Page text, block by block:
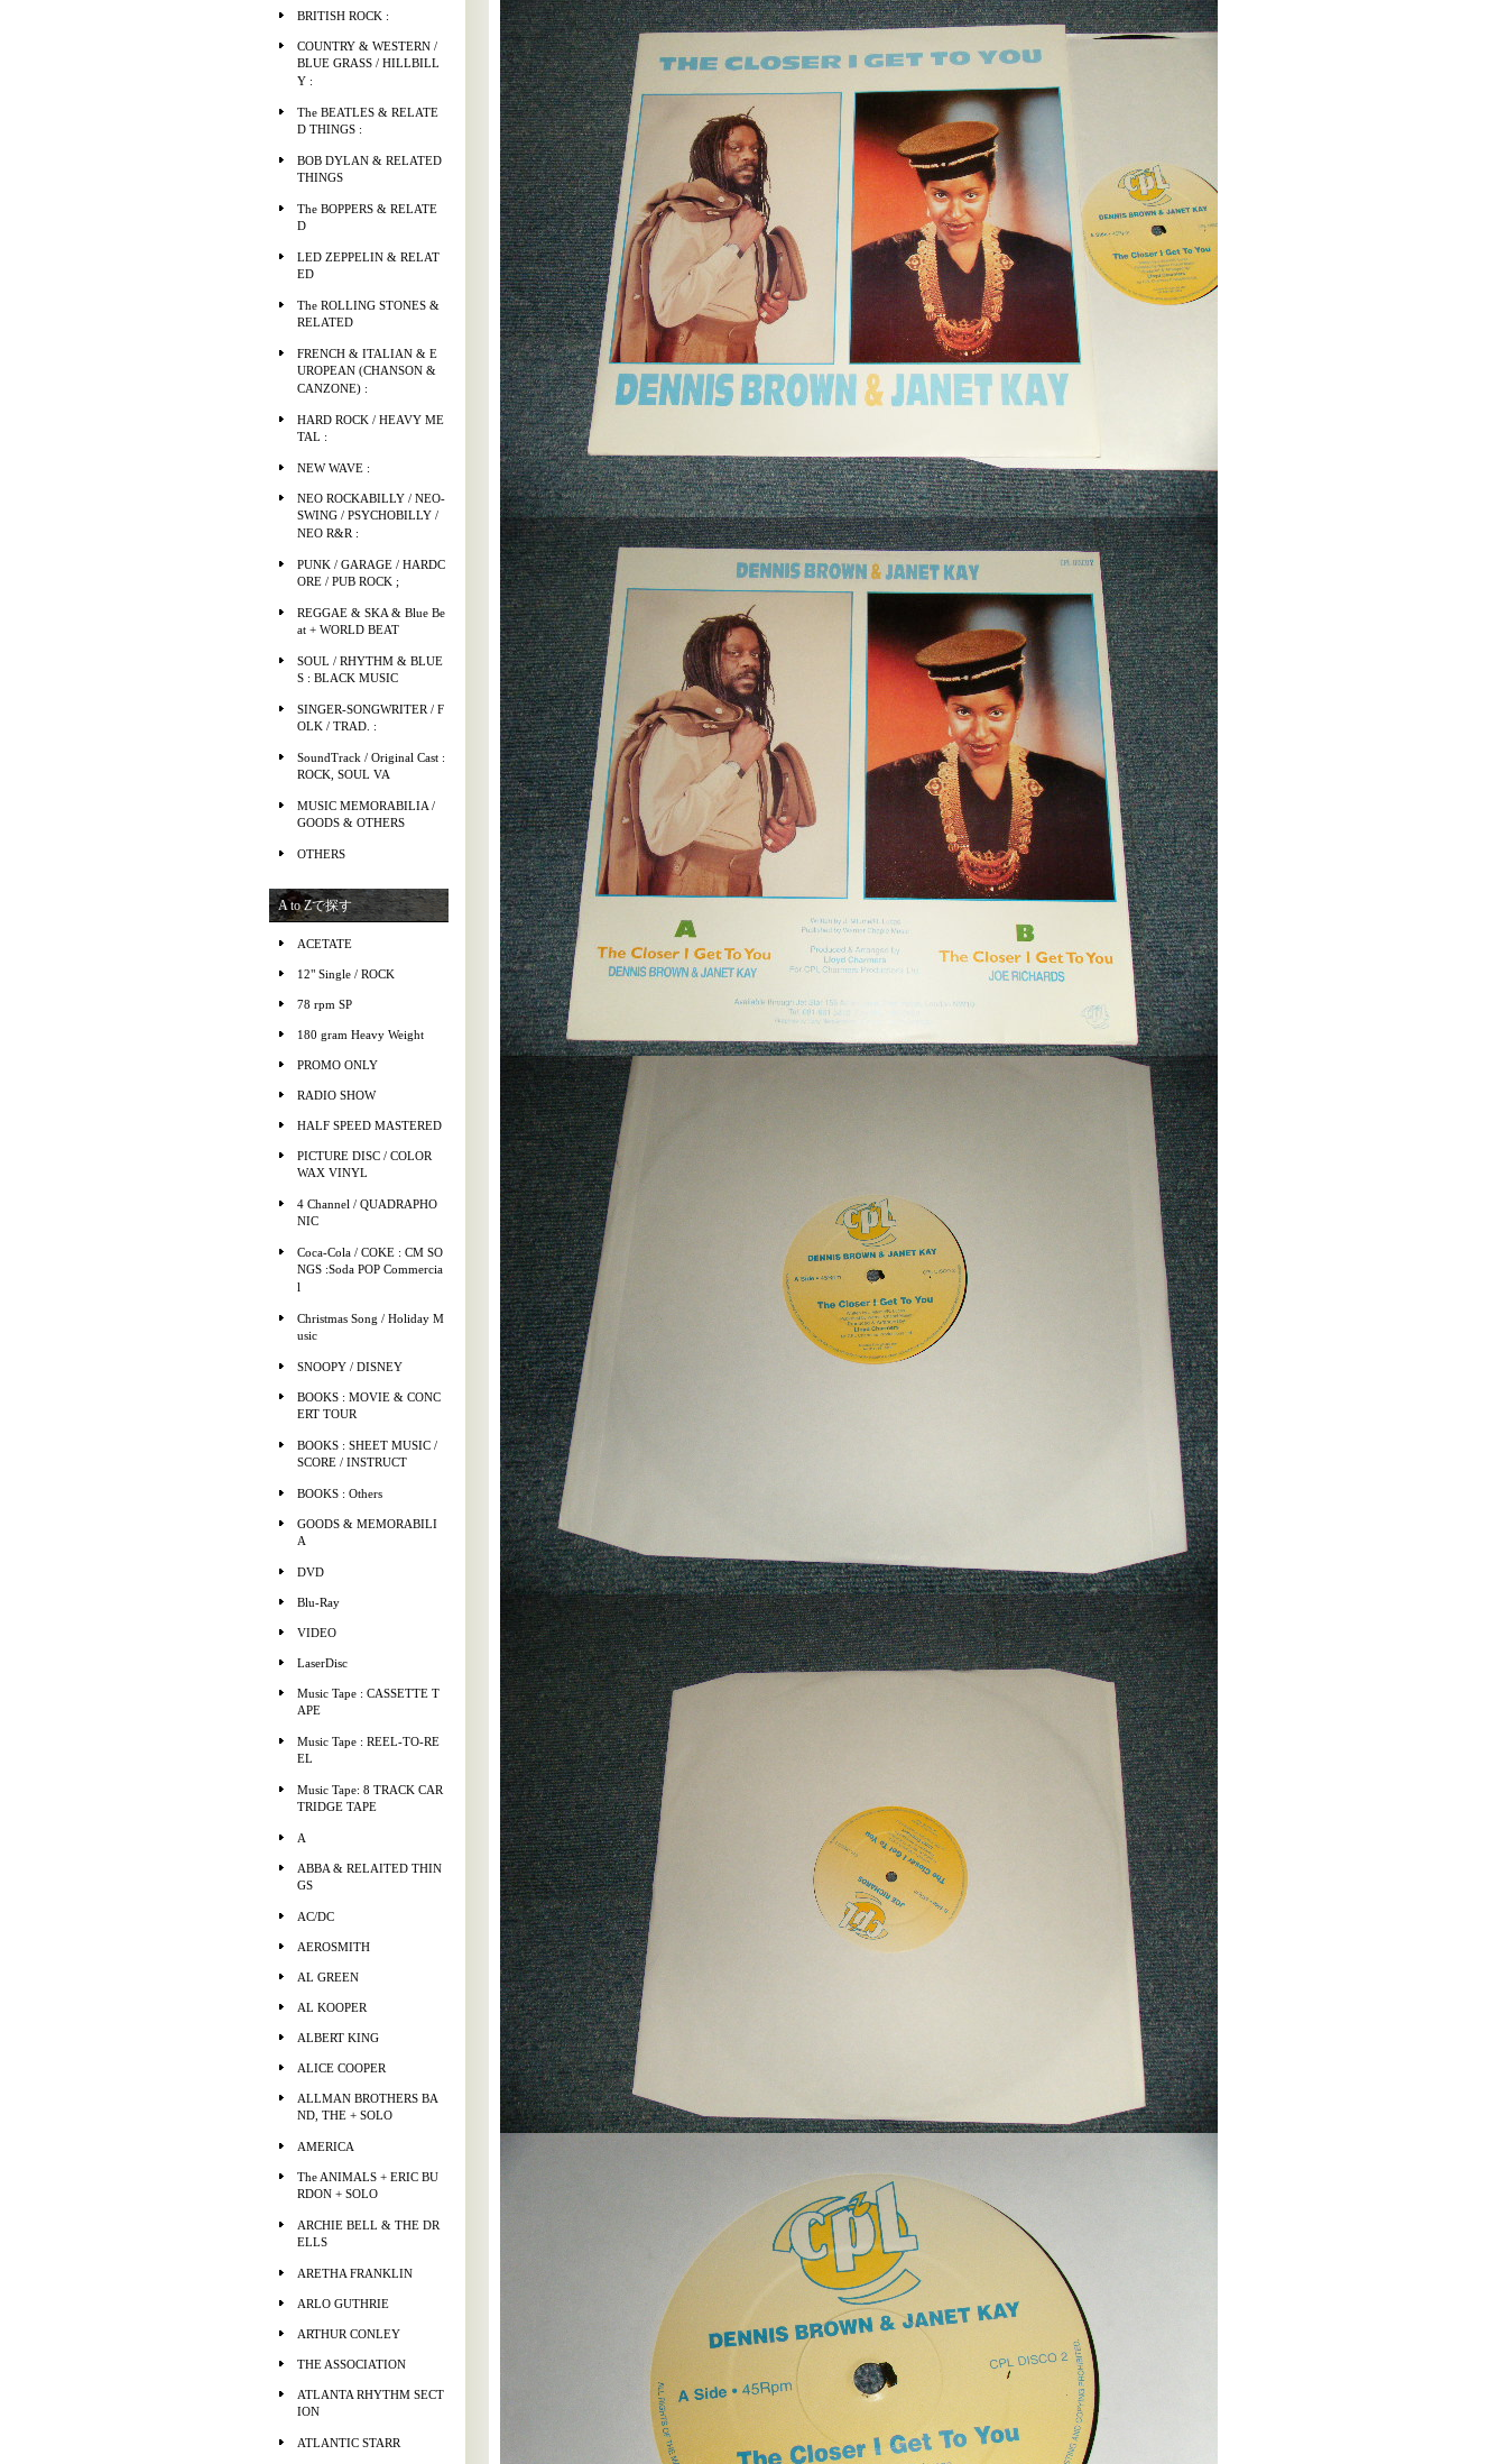
BRITISH ROCK :
COUNTRY & WESTERN /
BLUE GRASS / HILLBILL
Y :
The BEATLES & RELATE
D THINGS :
BOB DYLAN & RELATED
THINGS
The BOPPERS & RELATE
D
LED ZEPPELIN & RELAT
ED
The ROLLING STONES &
RELATED
FRENCH & ITALIAN & E
UROPEAN (CHANSON &
CANZONE) :
HARD ROCK / HEAVY ME
TAL :
NEW WAVE :
NEO ROCKABILLY / NEO-
SWING / PSYCHOBILLY /
NEO R&R :
PUNK / GARAGE / HARDC
ORE / PUB ROCK ;
REGGAE & SKA & Blue Be
at + WORLD BEAT
SOUL / RHYTHM & BLUE
S : BLACK MUSIC
SINGER-SONGWRITER / F
OLK / TRAD. :
SoundTrack / Original Cast :
ROCK, SOUL VA
MUSIC MEMORABILIA /
GOODS & OTHERS
OTHERS
A to Zで探す
ACETATE
12" Single / ROCK
78 rpm SP
180 gram Heavy Weight
PROMO ONLY
RADIO SHOW
HALF SPEED MASTERED
PICTURE DISC / COLOR
WAX VINYL
4 Channel / QUADRAPHO
NIC
Coca-Cola / COKE : CM SO
NGS :Soda POP Commercia
l
Christmas Song / Holiday M
usic
SNOOPY / DISNEY
BOOKS : MOVIE & CONC
ERT TOUR
BOOKS : SHEET MUSIC /
SCORE / INSTRUCT
BOOKS : Others
GOODS & MEMORABILI
A
DVD
Blu-Ray
VIDEO
LaserDisc
Music Tape : CASSETTE T
APE
Music Tape : REEL-TO-RE
EL
Music Tape: 8 TRACK CAR
TRIDGE TAPE
A
ABBA & RELAITED THIN
GS
AC/DC
AEROSMITH
AL GREEN
AL KOOPER
ALBERT KING
ALICE COOPER
ALLMAN BROTHERS BA
ND, THE + SOLO
AMERICA
The ANIMALS + ERIC BU
RDON + SOLO
ARCHIE BELL & THE DR
ELLS
ARETHA FRANKLIN
ARLO GUTHRIE
ARTHUR CONLEY
THE ASSOCIATION
ATLANTA RHYTHM SECT
ION
ATLANTIC STARR